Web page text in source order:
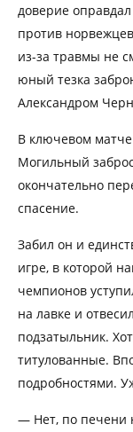
доверие
против
из-за травмы не
юный тезка
Александром
В ключевом
Могильный
окончательно
спасение.
Забил он и
игре, в которой
чемпионов
на лавке и
подзатыльник.
титулованные.
подробностями.
— Нет, по печени